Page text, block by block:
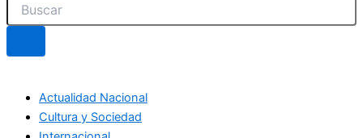
Actualidad Nacional
Cultura y Sociedad